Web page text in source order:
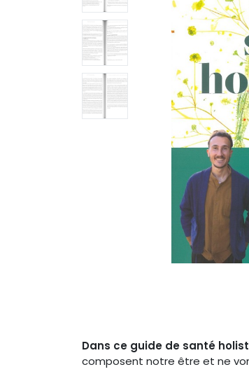
Dans ce guide de santé
composent notre être et ne